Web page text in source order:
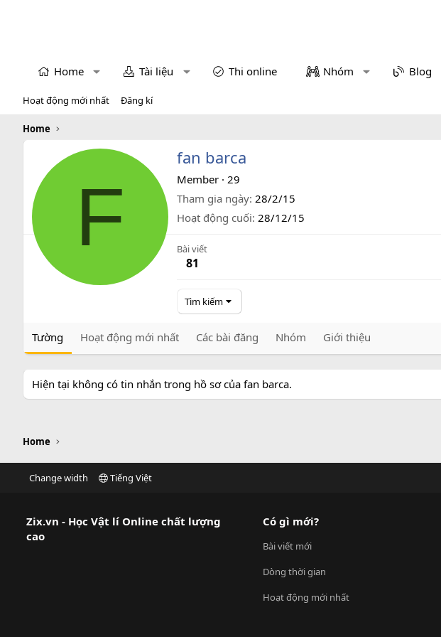
Home Tài liệu Thi online Nhóm Blog
Hoạt động mới nhất Đăng kí
Home
F
fan barca
Member · 29
Tham gia ngày 28/2/15
Hoạt động cuối 28/12/15
Bài viết
81
Tìm kiếm
Tường Hoạt động mới nhất Các bài đăng Nhóm Giới thiệu
Hiện tại không có tin nhắn trong hồ sơ của fan barca.
Home
Change width Tiếng Việt
Zix.vn - Học Vật lí Online chất lượng
cao
Có gì mới?
Bài viết mới
Dòng thời gian
Hoạt động mới nhất